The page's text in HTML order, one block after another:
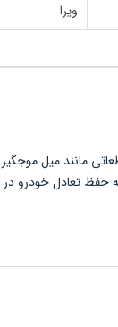
ویرا
مانند میل
تعادل خودرو در